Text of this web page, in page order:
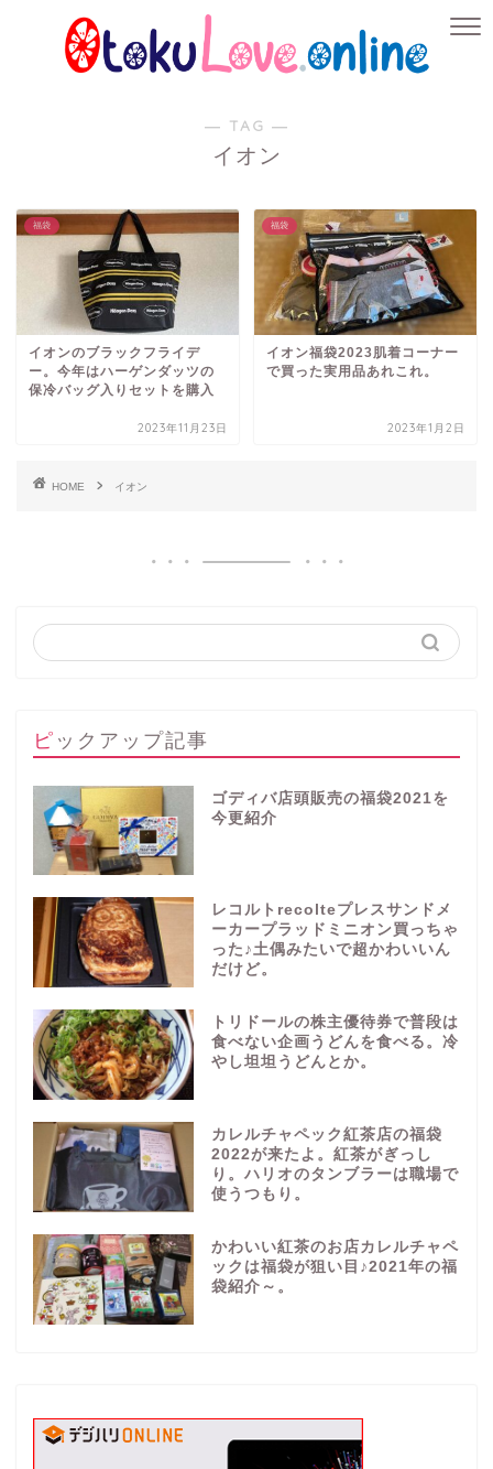
― TAG ―
イオン
福袋
イオンのブラックフライデ
ー。今年はハーゲンダッツの
保冷バッグ入りセットを購入
2023年11月23日
福袋
イオン福袋2023肌着コーナー
で買った実用品あれこれ。
2023年1月2日
HOME イオン
ピックアップ記事
ゴディバ店頭販売の福袋2021を
今更紹介
レコルトrecolteプレスサンドメ
ーカープラッドミニオン買っちゃ
った♪土偶みたいで超かわいいん
だけど。
トリドールの株主優待券で普段は
食べない企画うどんを食べる。冷
やし坦坦うどんとか。
カレルチャペック紅茶店の福袋
2022が来たよ。紅茶がぎっし
り。ハリオのタンブラーは職場で
使うつもり。
かわいい紅茶のお店カレルチャペ
ックは福袋が狙い目♪2021年の福
袋紹介～。